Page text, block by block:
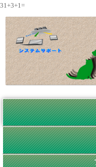
31+3+1=